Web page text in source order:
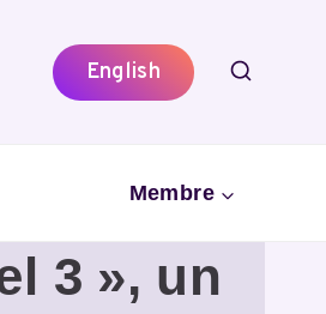
English
Membre
3 », un